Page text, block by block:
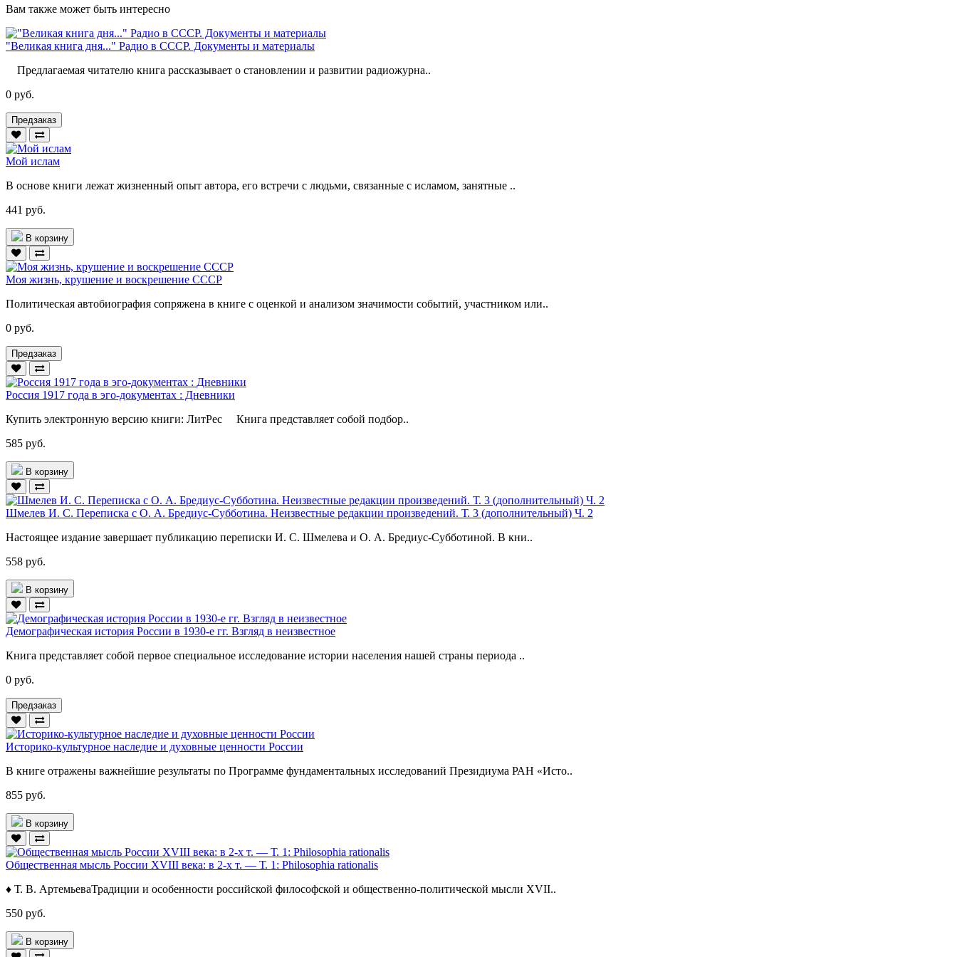
Вам также может быть интересно
"Великая книга дня..." Радио в СССР. Документы и материалы
Предлагаемая читателю книга рассказывает о становлении и развитии радиожурна..
0 руб.
Предзаказ
Мой ислам
В основе книги лежат жизненный опыт автора, его встречи с людьми, связанные с исламом, занятные ..
441 руб.
В корзину
Моя жизнь, крушение и воскрешение СССР
Политическая автобиография сопряжена в книге с оценкой и анализом значимости событий, участником или..
0 руб.
Предзаказ
Россия 1917 года в эго-документах : Дневники
Купить электронную версию книги: ЛитРес Книга представляет собой подбор..
585 руб.
В корзину
Шмелев И. С. Переписка с О. А. Бредиус-Субботина. Неизвестные редакции произведений. Т. 3 (дополнительный) Ч. 2
Настоящее издание завершает публикацию переписки И. С. Шмелева и О. А. Бредиус-Субботиной. В кни..
558 руб.
В корзину
Демографическая история России в 1930-е гг. Взгляд в неизвестное
Книга представляет собой первое специальное исследование истории населения нашей страны периода ..
0 руб.
Предзаказ
Историко-культурное наследие и духовные ценности России
В книге отражены важнейшие результаты по Программе фундаментальных исследований Президиума РАН «Исто..
855 руб.
В корзину
Общественная мысль России XVIII века: в 2-х т. — Т. 1: Philosophia rationalis
♦ Т. В. АртемьеваТрадиции и особенности российской философской и общественно-политической мысли XVII..
550 руб.
В корзину